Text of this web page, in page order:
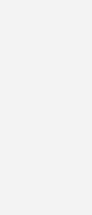
Innovationen
stillsteht! In dieser
Welche Trends
uns begeistert? Und
über den Tellerrand zu